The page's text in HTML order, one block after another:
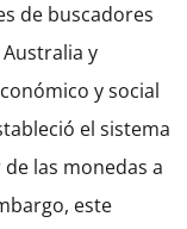
de buscadores
y
y social
el sistema
las monedas a
este